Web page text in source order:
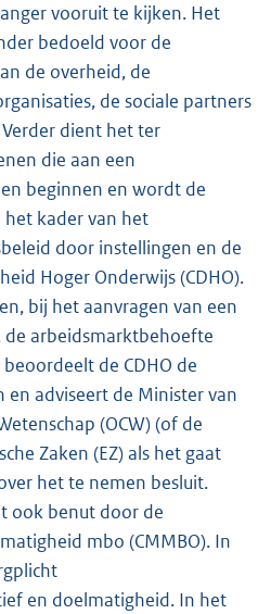
vooruit te kijken. Het
bedoeld voor de
de overheid, de
de sociale partners
dient het ter
die aan een
beginnen en wordt de
kader van het
door instellingen en de
Hoger Onderwijs (CDHO).
bij het aanvragen van een
de arbeidsmarktbehoefte
de CDHO de
en adviseert de Minister van
(OCW) (of de
Zaken (EZ) als het gaat
het te nemen besluit.
ook benut door de
mbo (CMMBO). In
en doelmatigheid. In het